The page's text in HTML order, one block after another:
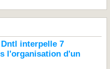
interpelle 7
l'organisation d'un